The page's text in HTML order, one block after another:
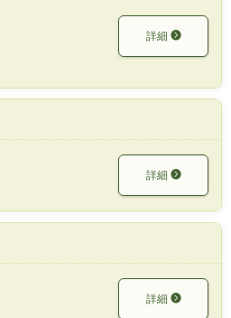
詳細
詳細
詳細